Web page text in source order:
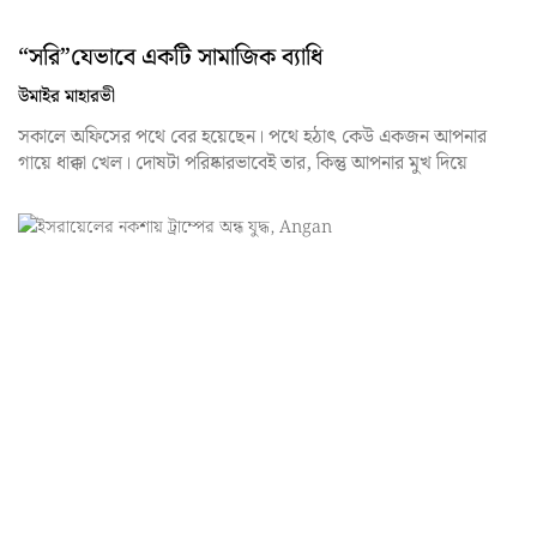
“সরি”যেভাবে একটি সামাজিক ব্যাধি
উমাইর মাহারভী
সকালে অফিসের পথে বের হয়েছেন। পথে হঠাৎ কেউ একজন আপনার
গায়ে ধাক্কা খেল। দোষটা পরিষ্কারভাবেই তার, কিন্তু আপনার মুখ দিয়ে